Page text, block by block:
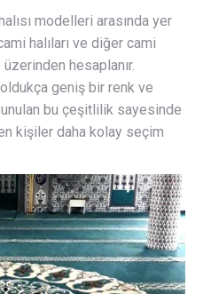
modelleri arasında yer
halıları ve diğer cami
üzerinden hesaplanır.
geniş bir renk ve
bu çeşitlilik sayesinde
kişiler daha kolay seçim